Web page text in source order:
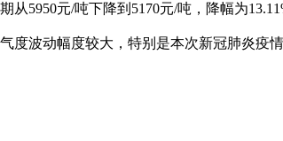
5950元/吨下降到5170元/吨，降幅为
波动幅度较大，特别是本次新冠肺炎疫